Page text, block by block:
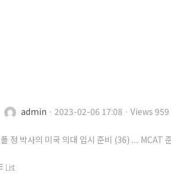
admin · 2023-02-06 17:08 · Views 959
폴 정 박사의 미국 의대 입시 준비 (36) .... MCAT
List